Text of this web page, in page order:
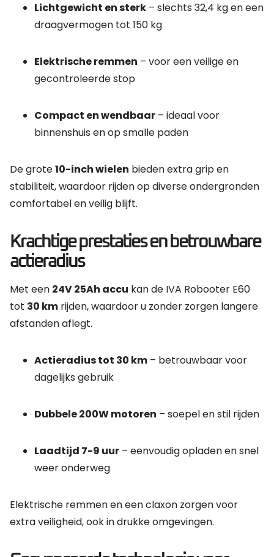
Lichtgewicht en sterk – slechts 32,4 kg en een
draagvermogen tot 150 kg
Elektrische remmen – voor een veilige en
gecontroleerde stop
Compact en wendbaar – ideaal voor
binnenshuis en op smalle paden
De grote10-inch wielen bieden extra grip en
stabiliteit, waardoor rijden op diverse ondergronden
comfortabel en veilig blijft.
Krachtige prestaties en betrouwbare
actieradius
Met een 24V 25Ah accu kan de IVA Robooter E60
tot 30 km rijden, waardoor u zonder zorgen langere
afstanden aflegt.
Actieradius tot 30 km – betrouwbaar voor
dagelijks gebruik
Dubbele 200W motoren – soepel en stil rijden
Laadtijd 7-9 uur – eenvoudig opladen en snel
weer onderweg
Elektrische remmen en een claxon zorgen voor
extra veiligheid, ook in drukke omgevingen.